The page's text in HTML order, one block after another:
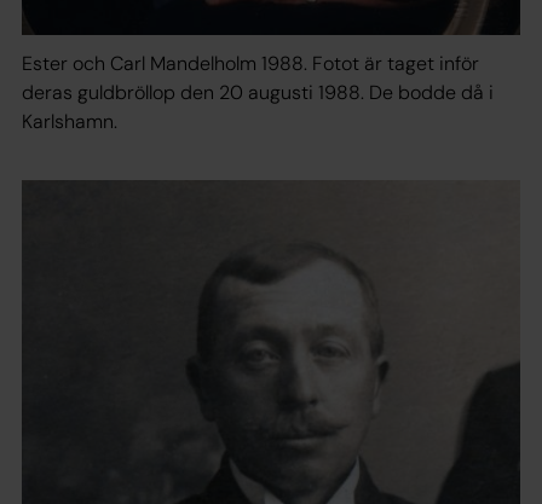
Ester och Carl Mandelholm 1988. Fotot är taget inför
deras guldbröllop den 20 augusti 1988. De bodde då i
Karlshamn.